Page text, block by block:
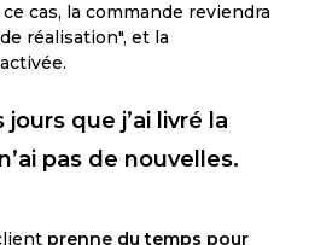
cas, la commande reviendra
réalisation", et la
que j’ai livré la
pas de nouvelles.
prenne du temps pour